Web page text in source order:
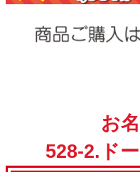
お
528-2.ド